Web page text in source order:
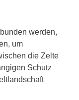
werden,
um
die Zelte
Schutz